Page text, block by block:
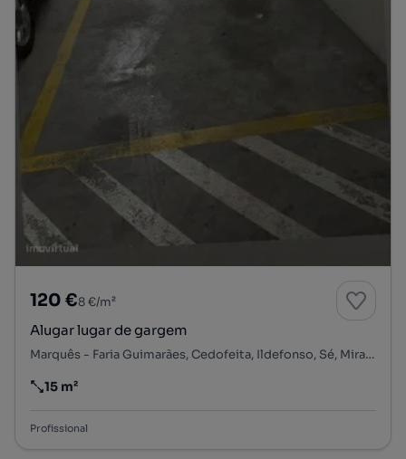
120 €8 €/m²
Alugar lugar de gargem
Marquês - Faria Guimarães, Cedofeita, Ildefonso, Sé, Miragaia, Nicolau, Vitória, Porto, Porto
Preço por metro quadrado
15 m²
Profissional